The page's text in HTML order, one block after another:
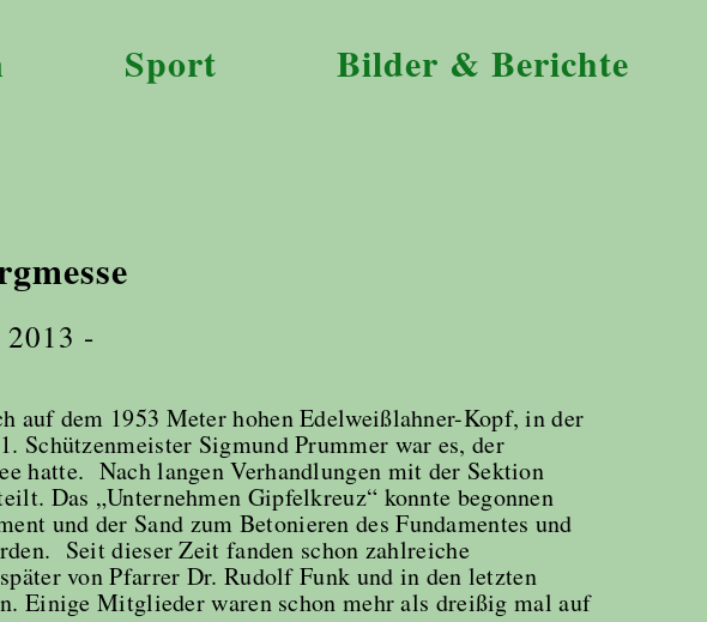
Sport Bilder & Berichte
2013 -
auf dem 1953 Meter hohen Edelweißlahner-Kopf, in der
Schützenmeister Sigmund Prummer war es, der
hatte. Nach langen Verhandlungen mit der Sektion
Das „Unternehmen Gipfelkreuz“ konnte begonnen
und der Sand zum Betonieren des Fundamentes und
Seit dieser Zeit fanden schon zahlreiche
von Pfarrer Dr. Rudolf Funk und in den letzten
Einige Mitglieder waren schon mehr als dreißig mal auf